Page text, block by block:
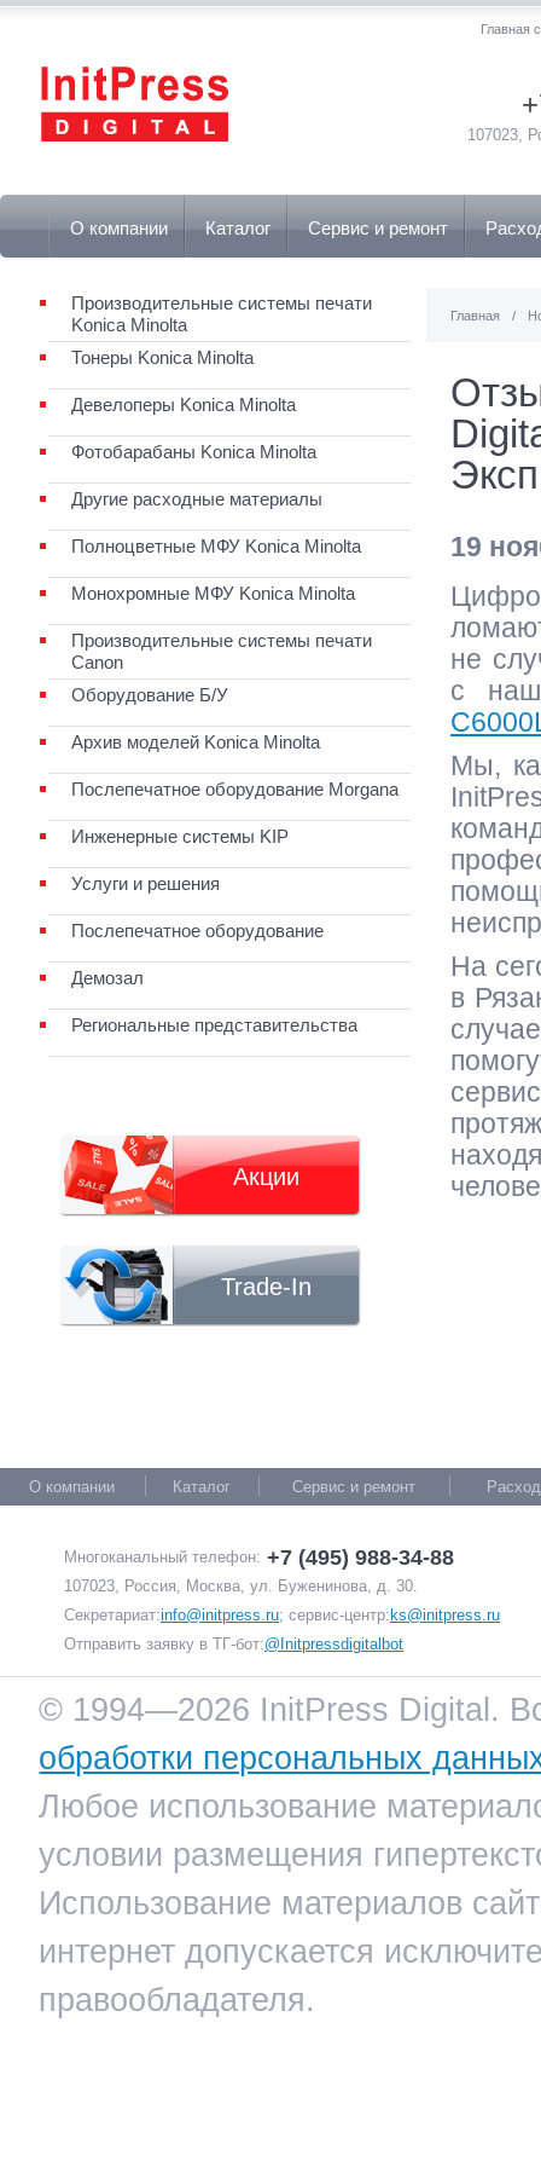
Главная
107023,
О компании Каталог Сервис и ремонт
Главная /
19
не
с
Мы,
На
в
Производительные системы печати
Konica Minolta
Тонеры Konica Minolta
Девелоперы Konica Minolta
Фотобарабаны Konica Minolta
Другие расходные материалы
Полноцветные МФУ Konica Minolta
Монохромные МФУ Konica Minolta
Производительные системы печати
Canon
Оборудование Б/У
Архив моделей Konica Minolta
Послепечатное оборудование Morgana
Инженерные системы KIP
Услуги и решения
Послепечатное оборудование
Демозал
Региональные представительства
Акции
Trade-In
О компании Каталог Сервис и ремонт
Многоканальный телефон: +7 (495) 988-34-88
107023, Россия, Москва, ул. Буженинова, д. 30.
Секретариат:info@initpress.ru; сервис-центр: ks@initpress.ru
Отправить заявку в ТГ-бот:@Initpressdigitalbot
© 1994—2026 InitPress Digital.
обработки персональных
Любое использование
условии размещения
Использование материалов
интернет допускается
правообладателя.